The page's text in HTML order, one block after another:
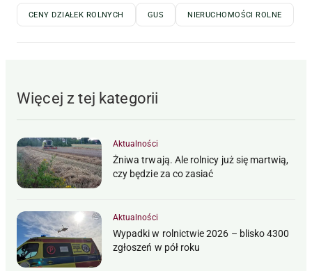
CENY DZIAŁEK ROLNYCH GUS NIERUCHOMOŚCI ROLNE
Więcej z tej kategorii
Aktualności
Żniwa trwają. Ale rolnicy już się martwią,
czy będzie za co zasiać
Aktualności
Wypadki w rolnictwie 2026 – blisko 4300
zgłoszeń w pół roku